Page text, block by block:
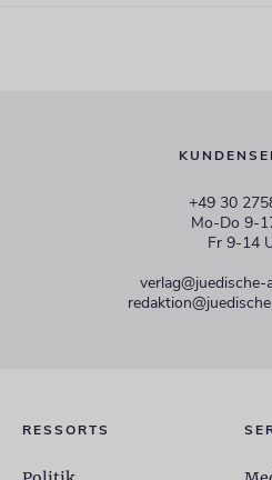
+49 30
Mo-Do 9-
Fr 9-14
verlag@juedische-
RESSORTS